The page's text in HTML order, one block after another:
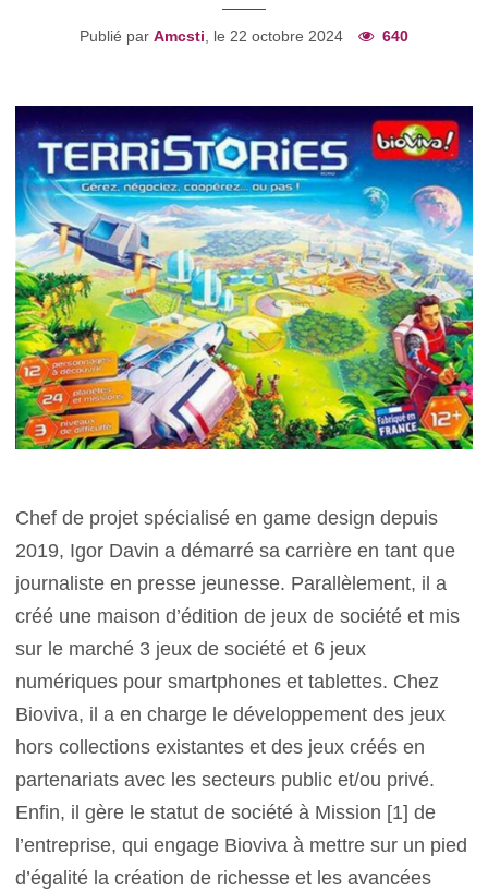
Publié par Amcsti , le 22 octobre 2024 640
Chef de projet spécialisé en game design depuis
2019, Igor Davin a démarré sa carrière en tant que
journaliste en presse jeunesse. Parallèlement, il a
créé une maison d’édition de jeux de société et mis
sur le marché 3 jeux de société et 6 jeux
numériques pour smartphones et tablettes. Chez
Bioviva, il a en charge le développement des jeux
hors collections existantes et des jeux créés en
partenariats avec les secteurs public et/ou privé.
Enfin, il gère le statut de société à Mission [1] de
l’entreprise, qui engage Bioviva à mettre sur un pied
d’égalité la création de richesse et les avancées